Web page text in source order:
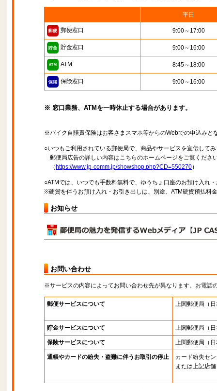
平日
郵便窓口 9:00～17:00
貯金窓口 9:00～16:00
ATM 8:45～18:00
保険窓口 9:00～16:00
※ 窓口業務、ATMを一時休止する場合があります。
※バイク自賠責保険はお客さまスマホ等からのWebでの申込みと
○いつもご利用されている郵便局で、商品やサービスを宣伝して
郵便局広告の詳しい内容はこちらのホームページをご覧くださ
（ https://www.jp-comm.jp/showshop.php?CD=550270）
○ATMでは、いつでも手数料無料で、ゆうちょ口座のお預け入れ
※硬貨を伴うお預け入れ・お引き出しは、別途、ATM硬貨預払料
お知らせ
お問い合わせ
※サービスの内容によってお問い合わせ先が異なります。お電話
郵便サービスについて 上関郵便局 （
貯金サービスについて 上関郵便局 （
保険サービスについて 上関郵便局 （
通帳やカードの紛失・盗難に伴うお取引の停止
カード紛失セ
または上記店舗